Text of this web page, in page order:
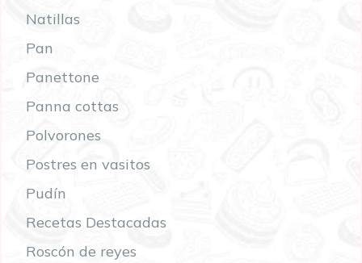
Natillas
Pan
Panettone
Panna cottas
Polvorones
Postres en vasitos
Pudín
Recetas Destacadas
Roscón de reyes